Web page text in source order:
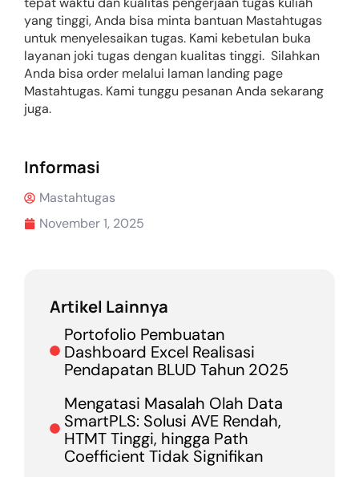
yang tinggi, Anda bisa minta bantuan Mastahtugas
untuk menyelesaikan tugas. Kami kebetulan buka
layanan joki tugas dengan kualitas tinggi. Silahkan
Anda bisa order melalui laman landing page
Mastahtugas. Kami tunggu pesanan Anda sekarang
juga.
Informasi
Mastahtugas
November 1, 2025
Artikel Lainnya
Portofolio Pembuatan
Dashboard Excel Realisasi
Pendapatan BLUD Tahun 2025
Mengatasi Masalah Olah Data
SmartPLS: Solusi AVE Rendah,
HTMT Tinggi, hingga Path
Coefficient Tidak Signifikan